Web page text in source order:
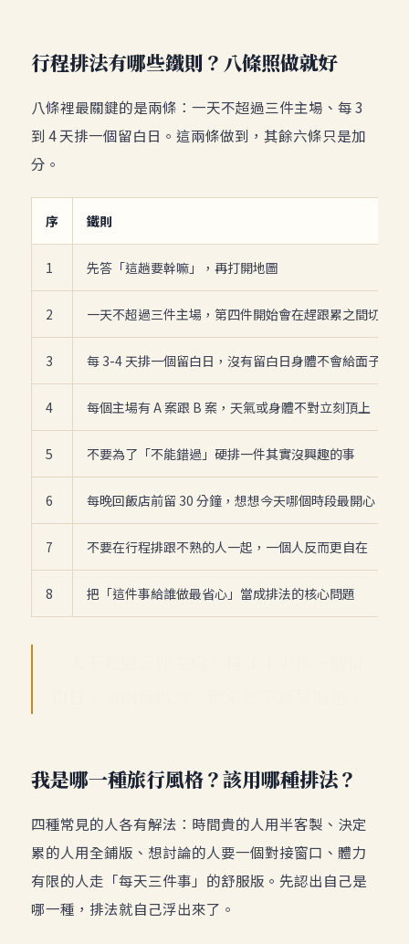
行程排法有哪些鐵則？八條照做就好
八條裡最關鍵的是兩條：一天不超過三件主場、每 3
到 4 天排一個留白日。這兩條做到，其餘六條只是加
分。
序 鐵則
1 先答「這趟要幹嘛」，再打開地圖
2 一天不超過三件主場，第四件開始會在趕跟累之間切換
3 每 3-4 天排一個留白日，沒有留白日身體不會給面子
4 每個主場有 A 案跟 B 案，天氣或身體不對立刻頂上
5 不要為了「不能錯過」硬排一件其實沒興趣的事
6 每晚回飯店前留 30 分鐘，想想今天哪個時段最開心，明
7 不要在行程排跟不熟的人一起，一個人反而更自在
8 把「這件事給誰做最省心」當成排法的核心問題
我是哪一種旅行風格？該用哪種排法？
四種常見的人各有解法：時間貴的人用半客製、決定
累的人用全鋪版、想討論的人要一個對接窗口、體力
有限的人走「每天三件事」的舒服版。先認出自己是
哪一種，排法就自己浮出來了。